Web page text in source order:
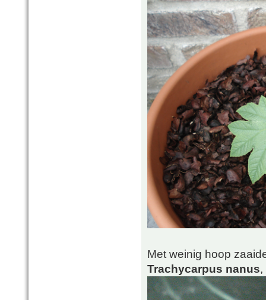
Met weinig hoop
Trachycarpus nanus,